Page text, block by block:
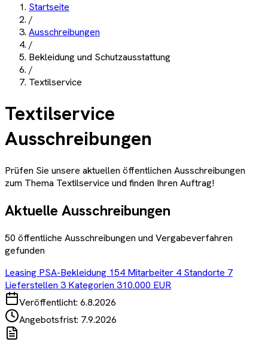
Startseite
/
Ausschreibungen
/
Bekleidung und Schutzausstattung
/
Textilservice
Textilservice
Ausschreibungen
Prüfen Sie unsere aktuellen öffentlichen Ausschreibungen
zum Thema Textilservice und finden Ihren Auftrag!
Aktuelle Ausschreibungen
50 öffentliche Ausschreibungen und Vergabeverfahren
gefunden
Leasing PSA-Bekleidung 154 Mitarbeiter 4 Standorte 7
Lieferstellen 3 Kategorien 310.000 EUR
Veröffentlicht: 6.8.2026
Angebotsfrist: 7.9.2026